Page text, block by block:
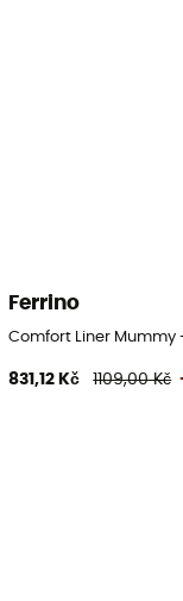
Ferrino
Comfort Liner
831,12 Kč 1109,00 Kč